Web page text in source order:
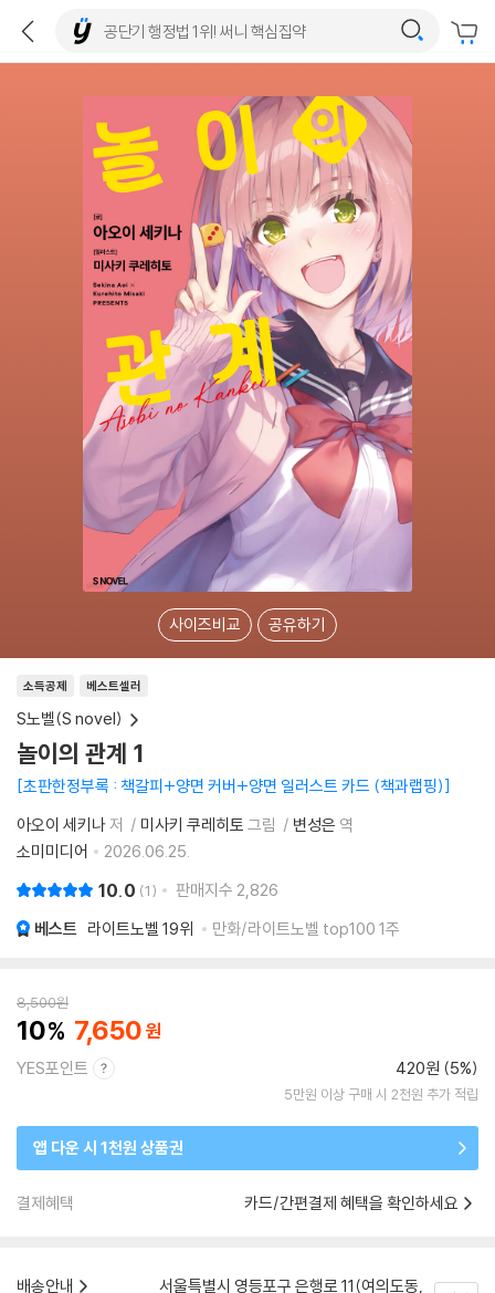
사이즈비교 공유하기
소득공제 베스트셀러
S노벨(S novel)
놀이의 관계 1
초판한정부록 : 책갈피+양면 커버+양면 일러스트 카드 (책과랩핑)
아오이 세키나저 미사키 쿠레히토 그림 변성은 역
소미미디어
2026.06.25.
10.0 1 판매지수 2,826
베스트 라이트노벨 19위 만화/라이트노벨 top100 1주
8,500원
10 7,650
YES포인트 420원 (5%)
5만원 이상 구매 시 2천원 추가 적립
앱 다운 시 1천원 상품권
결제혜택 카드/간편결제 혜택을 확인하세요
배송안내
서울특별시 영등포구 은행로 11(여의도동,